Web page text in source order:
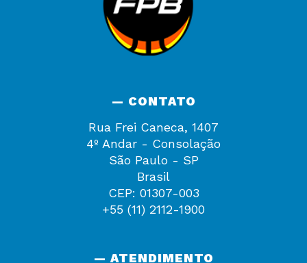
— CONTATO
Rua Frei Caneca, 1407
4º Andar - Consolação
São Paulo - SP
Brasil
CEP: 01307-003
+55 (11) 2112-1900
— ATENDIMENTO